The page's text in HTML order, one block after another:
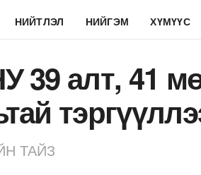
НИЙТЛЭЛ НИЙГЭМ ХҮМҮҮС
39 алт, 41
ТАЙЗ